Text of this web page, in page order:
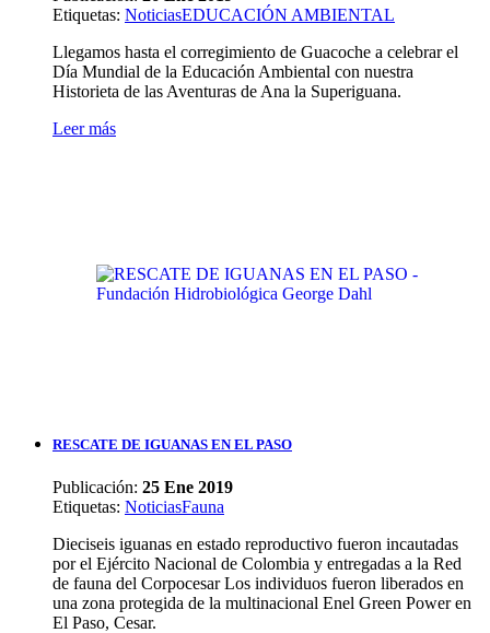
Etiquetas: NoticiasEDUCACIÓN AMBIENTAL
Llegamos hasta el corregimiento de Guacoche a celebrar el
Día Mundial de la Educación Ambiental con nuestra
Historieta de las Aventuras de Ana la Superiguana.
Leer más
RESCATE DE IGUANAS EN EL PASO
Publicación: 25 Ene 2019
Etiquetas: NoticiasFauna
Dieciseis iguanas en estado reproductivo fueron incautadas
por el Ejército Nacional de Colombia y entregadas a la Red
de fauna del Corpocesar Los individuos fueron liberados en
una zona protegida de la multinacional Enel Green Power en
El Paso, Cesar.